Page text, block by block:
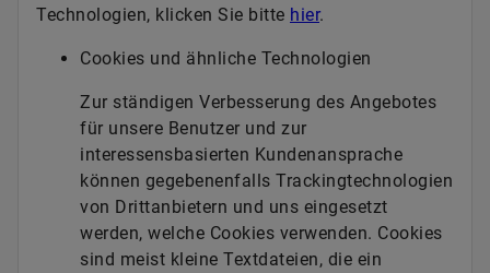
Technologien, klicken Sie bitte hier.
Cookies und ähnliche Technologien
Zur ständigen Verbesserung des Angebotes
für unsere Benutzer und zur
interessensbasierten Kundenansprache
können gegebenenfalls Trackingtechnologien
von Drittanbietern und uns eingesetzt
werden, welche Cookies verwenden. Cookies
sind meist kleine Textdateien, die ein